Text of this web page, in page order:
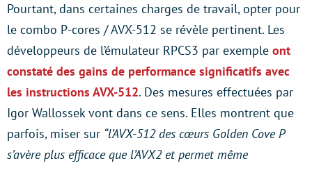
Pourtant, dans certaines charges de travail, opter pour
le combo P-cores / AVX-512 se révèle pertinent. Les
développeurs de l’émulateur RPCS3 par exemple ont
constaté des gains de performance significatifs avec
les instructions AVX-512. Des mesures effectuées par
Igor Wallossek vont dans ce sens. Elles montrent que
parfois, miser sur “l’AVX-512 des cœurs Golden Cove P
s’avère plus efficace que l’AVX2 et permet même